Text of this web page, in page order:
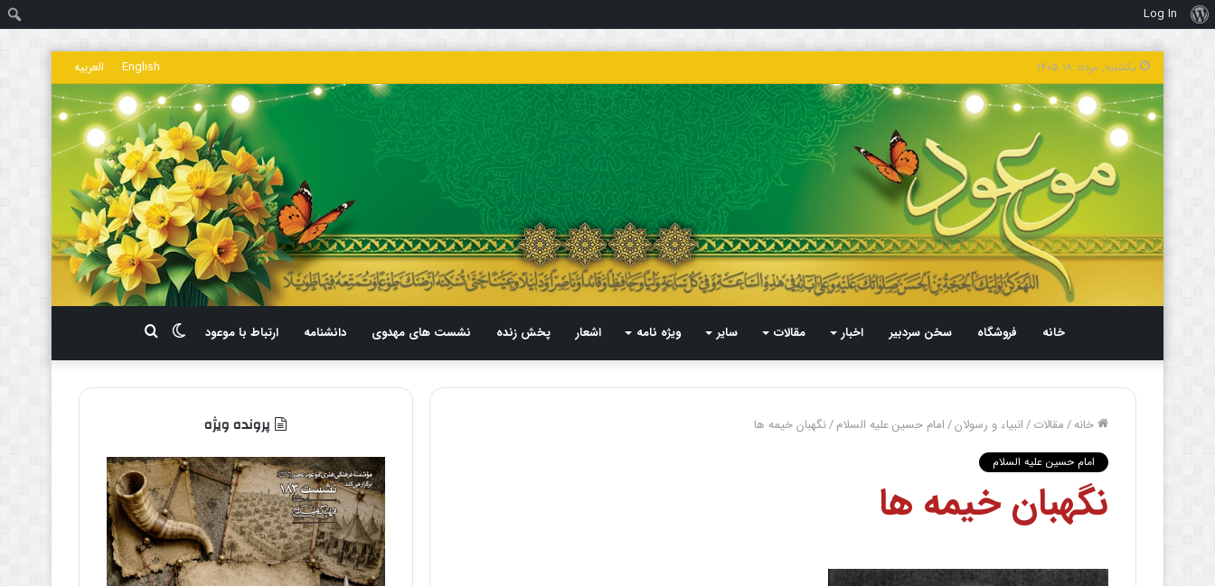
درباره
وردپرس
Log In
یکشنبه, مرداد ۱۸ ۱۴۰۵ English العربیه
خانه فروشگاه سخن سردبیر اخبار مقالات سایر ویژه نامه اشعار پخش زنده نشست های مهدوی دانشنامه ارتباط با موعود
برای
تغییر
پوسته
خانه/مقالات/انبیاء و رسولان/امام حسین علیه السلام/نگهبان خیمه ها
امام حسین علیه السلام
نگهبان خیمه ها
پرونده ویژه